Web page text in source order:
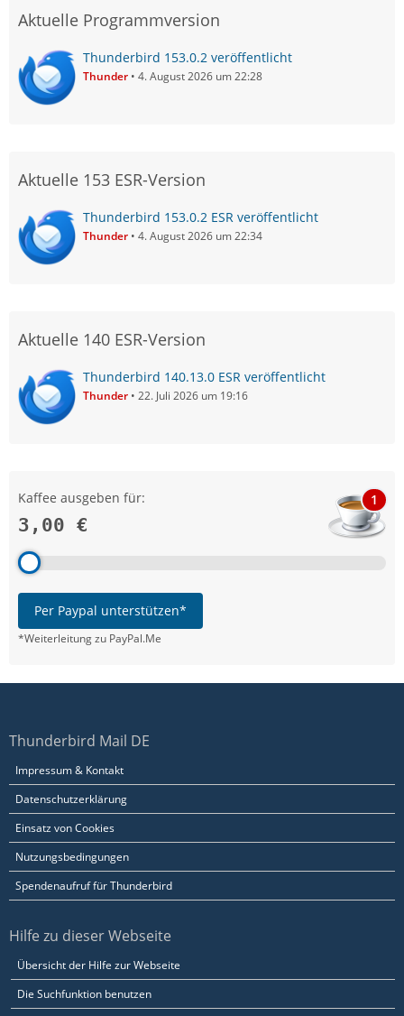
Aktuelle Programmversion
Thunderbird 153.0.2 veröffentlicht
Thunder 4. August 2026 um 22:28
Aktuelle 153 ESR-Version
Thunderbird 153.0.2 ESR veröffentlicht
Thunder 4. August 2026 um 22:34
Aktuelle 140 ESR-Version
Thunderbird 140.13.0 ESR veröffentlicht
Thunder 22. Juli 2026 um 19:16
Kaffee ausgeben für:
3,00 €
1
Per Paypal unterstützen*
*Weiterleitung zu PayPal.Me
Thunderbird Mail DE
Impressum & Kontakt
Datenschutzerklärung
Einsatz von Cookies
Nutzungsbedingungen
Spendenaufruf für Thunderbird
Hilfe zu dieser Webseite
Übersicht der Hilfe zur Webseite
Die Suchfunktion benutzen